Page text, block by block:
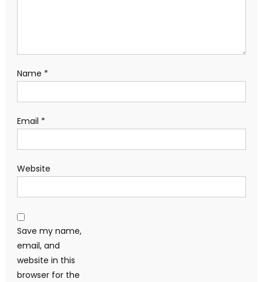
Name *
Email *
Website
Save my name,
email, and
website in this
browser for the